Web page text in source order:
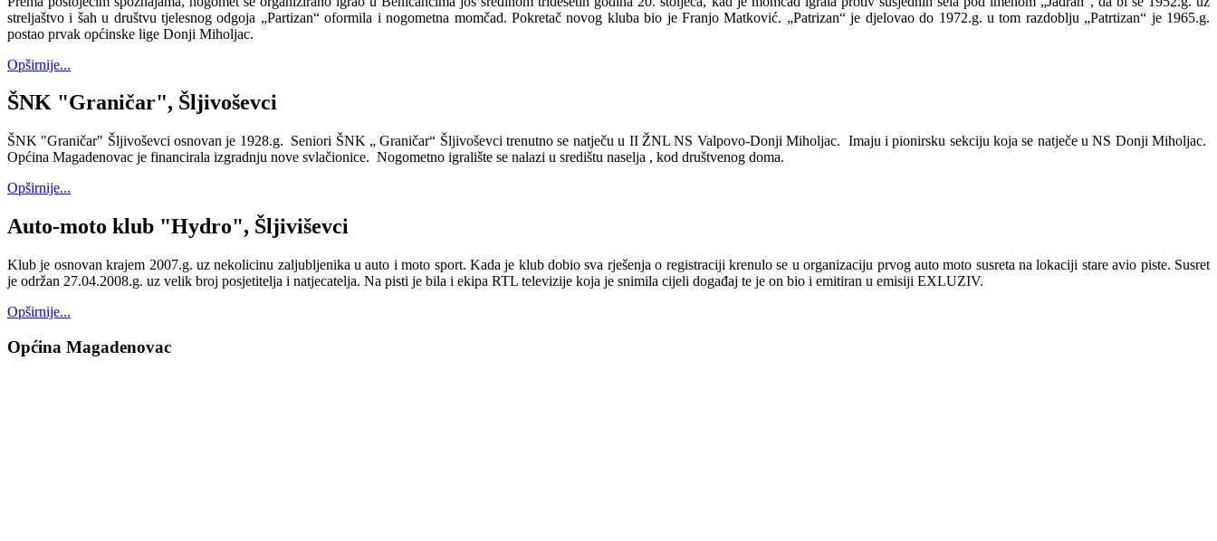
streljaštvo i šah u društvu tjelesnog odgoja „Partizan“ oformila i nogometna momčad. Pokretač novog kluba bio je Franjo Matković. „Patrizan“ je djelovao do 1972.g. u tom razdoblju „Patrtizan“ je 1965.g.
postao prvak općinske lige Donji Miholjac.
Opširnije...
ŠNK "Graničar", Šljivoševci
ŠNK "Graničar" Šljivoševci osnovan je 1928.g. Seniori ŠNK „ Graničar“ Šljivoševci trenutno se natječu u II ŽNL NS Valpovo-Donji Miholjac. Imaju i pionirsku sekciju koja se natječe u NS Donji Miholjac.
Općina Magadenovac je financirala izgradnju nove svlačionice. Nogometno igralište se nalazi u središtu naselja , kod društvenog doma.
Opširnije...
Auto-moto klub "Hydro", Šljiviševci
Klub je osnovan krajem 2007.g. uz nekolicinu zaljubljenika u auto i moto sport. Kada je klub dobio sva rješenja o registraciji krenulo se u organizaciju prvog auto moto susreta na lokaciji stare avio piste. Susret
je održan 27.04.2008.g. uz velik broj posjetitelja i natjecatelja. Na pisti je bila i ekipa RTL televizije koja je snimila cijeli događaj te je on bio i emitiran u emisiji EXLUZIV.
Opširnije...
Općina Magadenovac